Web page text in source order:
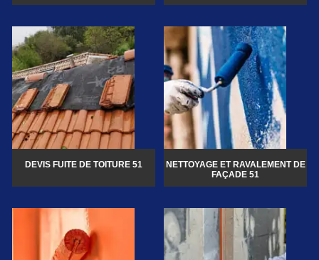
DEVIS FUITE DE TOITURE 51
NETTOYAGE ET RAVALEMENT DE
FAÇADE 51